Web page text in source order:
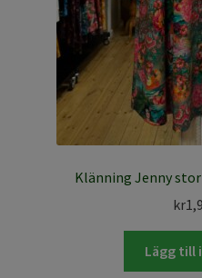
Klänning Jenny
kr
Lägg till